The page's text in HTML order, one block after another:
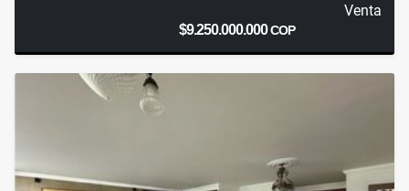
Venta
$9.250.000.000COP